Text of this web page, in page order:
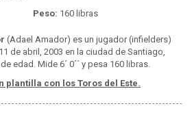
Peso: 160 libras
(Adael Amador) es un jugador (infielders)
de abril, 2003 en la ciudad de Santiago,
edad. Mide 6´ 0´´ y pesa 160 libras.
plantilla con los Toros del Este.